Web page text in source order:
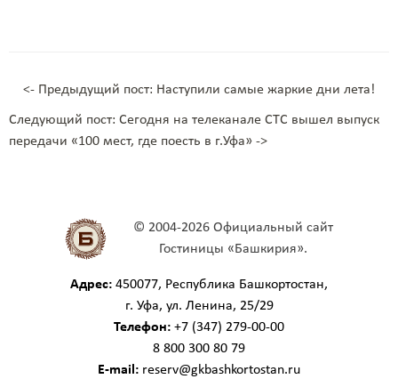
<- Предыдущий пост: Наступили самые жаркие дни лета!
Следующий пост: Сегодня на телеканале СТС вышел выпуск
передачи «100 мест, где поесть в г.Уфа» ->
© 2004-2026 Официальный сайт
Гостиницы «Башкирия».
Адрес: 450077, Республика Башкортостан,
г. Уфа, ул. Ленина, 25/29
Телефон: +7 (347) 279-00-00
8 800 300 80 79
E-mail: reserv@gkbashkortostan.ru